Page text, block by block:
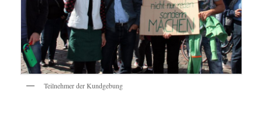
Teilnehmer der Kundgebung